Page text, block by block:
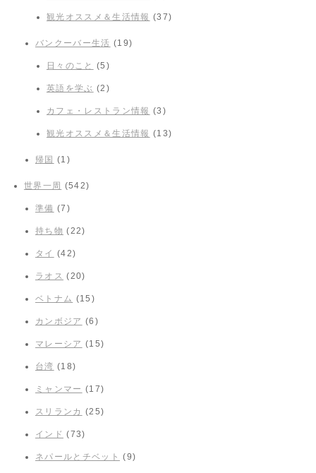
観光オススメ＆生活情報 (37)
バンクーバー生活 (19)
日々のこと (5)
英語を学ぶ (2)
カフェ・レストラン情報 (3)
観光オススメ＆生活情報 (13)
帰国 (1)
世界一周 (542)
準備 (7)
持ち物 (22)
タイ (42)
ラオス (20)
ベトナム (15)
カンボジア (6)
マレーシア (15)
台湾 (18)
ミャンマー (17)
スリランカ (25)
インド (73)
ネパールとチベット (9)